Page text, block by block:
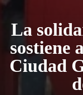
La
sostiene
Ciudad